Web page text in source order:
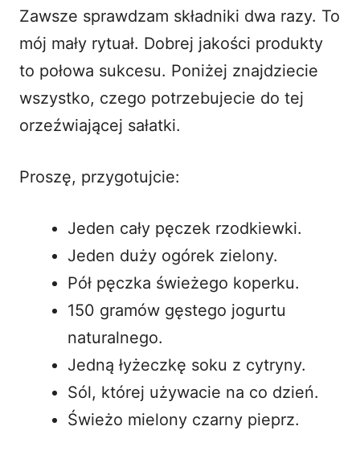
Zawsze sprawdzam składniki dwa razy. To
mój mały rytuał. Dobrej jakości produkty
to połowa sukcesu. Poniżej znajdziecie
wszystko, czego potrzebujecie do tej
orzeźwiającej sałatki.
Proszę, przygotujcie:
Jeden cały pęczek rzodkiewki.
Jeden duży ogórek zielony.
Pół pęczka świeżego koperku.
150 gramów gęstego jogurtu
naturalnego.
Jedną łyżeczkę soku z cytryny.
Sól, której używacie na co dzień.
Świeżo mielony czarny pieprz.